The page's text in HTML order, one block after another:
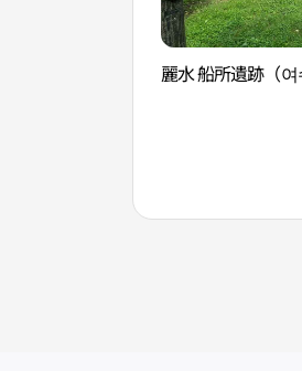
麗水 船所遺跡（여